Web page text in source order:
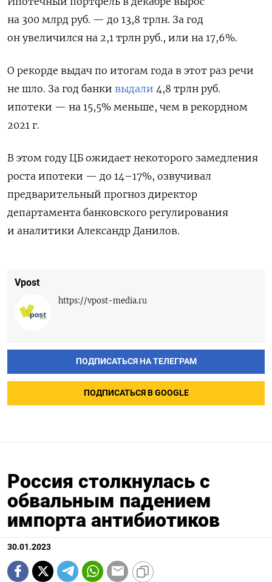
на 300 млрд руб. — до 13,8 трлн. За год
он увеличился на 2,1 трлн руб., или на 17,6%.
О рекорде выдач по итогам года в этот раз речи
не шло. За год банки выдали 4,8 трлн руб.
ипотеки — на 15,5% меньше, чем в рекордном
2021 г.
В этом году ЦБ ожидает некоторого замедления
роста ипотеки — до 14–17%, озвучивал
предварительный прогноз директор
департамента банковского регулирования
и аналитики Александр Данилов.
Vpost
https://vpost-media.ru
ПОДПИСАТЬСЯ НА ТЕЛЕГРАМ
ПОДПИСАТЬСЯ В GOOGLE
Россия столкнулась с
обвальным падением
импорта антибиотиков
30.01.2023